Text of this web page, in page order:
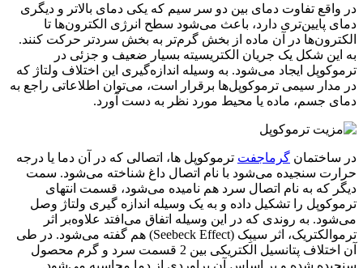
در واقع تفاوت دمای بین دو سر سیم که یکی دمای بالاتر و دیگری
دمای پایین‌تری دارد، باعث می‌شود سطح انرژی الکترون‌ها تا
الکترون‌ها در آن ماده از بخش گرم‌تر به بخش سردتر حرکت کنند.
به این شکل یک جریان الکتریسیته بسیار ضعیف و جزئی در
ترموکوپل ایجاد می‌شود. به وسیله اندازه‌گیری این اختلاف ولتاژ که
در مدار سیمی ترموکوپل‌ها برقرار است، می‌توان اطلاعاتی راجع به
دمای جسم، ماده یا محیط مورد نظر به دست آورد.
در ساختمان گرماجفت ترموکوپل ها، اتصالی که در آن دما یا درجه
حرارت سنجیده می‌شود با نام اتصال داغ شناخته می‌شود. سمت
دیگر که به نام اتصال سرد هم نامیده می‌شود، قسمت انتهای
ترموکوپل را تشکیل داده و به یک وسیله اندازه گیری ولتاژ وصل
می‌شود. به روندی که در این وسیله اتفاق می‌افتد علاوه‌بر اثر
ترموالکتریک، اثر سیبِک (Seebeck Effect) هم گفته می‌شود. در طی
آن اختلاف پتانسیل الکتریکی بین 2 قسمت سرد و گرم محصول
سنجیده شده و بر اساس آن براوردی از دما محاسبه می‌شود.